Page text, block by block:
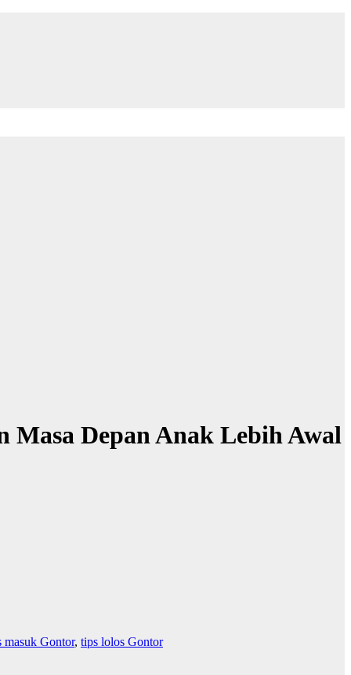
Depan Anak Lebih Awal
masuk Gontor, tips lolos Gontor